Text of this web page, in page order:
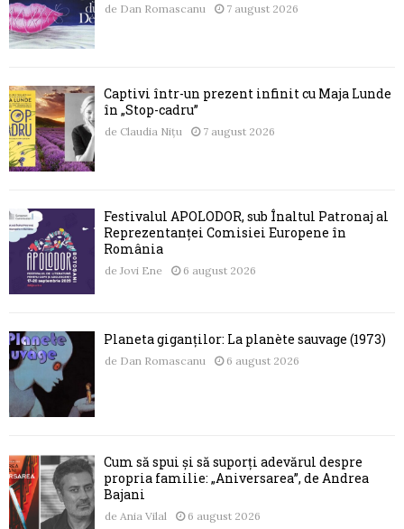
de Dan Romascanu 7 august 2026
Captivi într-un prezent infinit cu Maja Lunde
în „Stop-cadru”
de Claudia Nițu 7 august 2026
Festivalul APOLODOR, sub Înaltul Patronaj al
Reprezentanței Comisiei Europene în
România
de Jovi Ene 6 august 2026
Planeta giganților: La planète sauvage (1973)
de Dan Romascanu 6 august 2026
Cum să spui și să suporți adevărul despre
propria familie: „Aniversarea”, de Andrea
Bajani
de Ania Vilal 6 august 2026